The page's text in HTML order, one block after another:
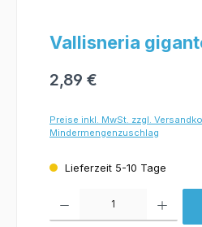
Vallisneria
2,89 €
Preise inkl. MwSt. zzgl.
Mindermengenzuschlag
Lieferzeit 5-10 Tage